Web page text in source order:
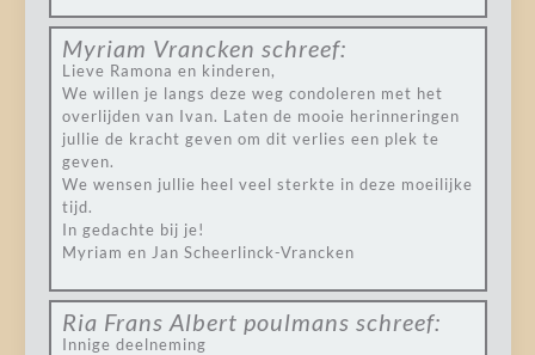
Myriam Vrancken schreef:
Lieve Ramona en kinderen,
We willen je langs deze weg condoleren met het
overlijden van Ivan. Laten de mooie herinneringen
jullie de kracht geven om dit verlies een plek te
geven.
We wensen jullie heel veel sterkte in deze moeilijke
tijd.
In gedachte bij je!
Myriam en Jan Scheerlinck-Vrancken
Ria Frans Albert poulmans schreef:
Innige deelneming